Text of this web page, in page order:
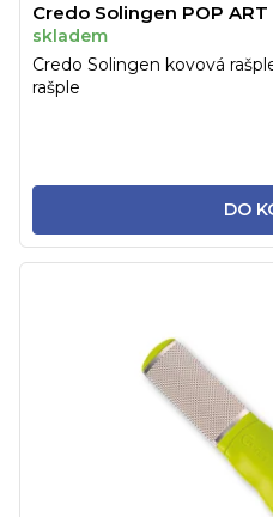
Credo Solingen POP
skladem
DO
Credo Solingen kovová
rašple